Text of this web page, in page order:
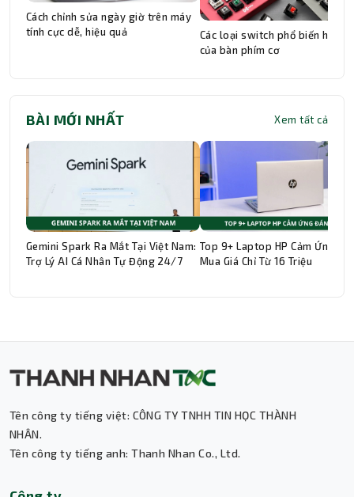
Cách chỉnh sửa ngày giờ trên máy
tính cực dễ, hiệu quả
Các loại switch phổ biến hiện
của bàn phím cơ
BÀI MỚI NHẤT Xem tất cả
Gemini Spark Ra Mắt Tại Việt Nam:
Trợ Lý AI Cá Nhân Tự Động 24/7
Top 9+ Laptop HP Cảm Ứng
Mua Giá Chỉ Từ 16 Triệu
Tên công ty tiếng việt: CÔNG TY TNHH TIN HỌC THÀNH
NHÂN.
Tên công ty tiếng anh: Thanh Nhan Co., Ltd.
Trợ lý AI • Phản hồi tức thì